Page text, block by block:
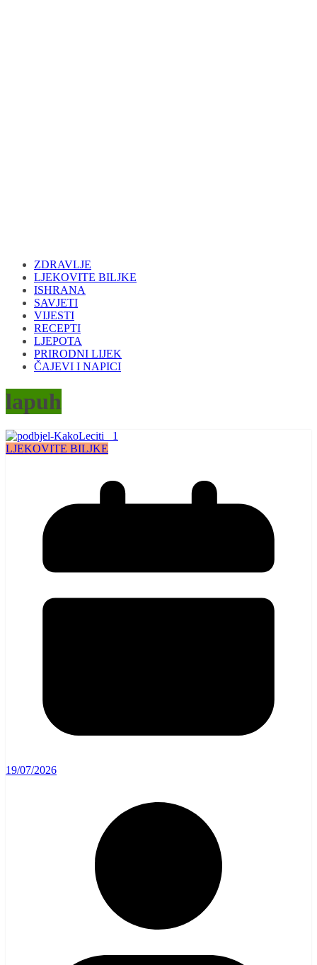
ZDRAVLJE
LJEKOVITE BILJKE
ISHRANA
SAVJETI
VIJESTI
RECEPTI
LJEPOTA
PRIRODNI LIJEK
ČAJEVI I NAPICI
lapuh
LJEKOVITE BILJKE
19/07/2026